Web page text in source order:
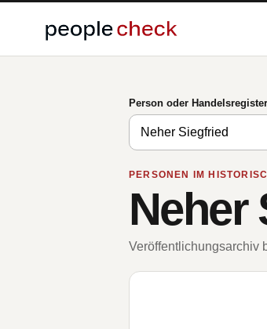
Person oder
PERSONEN IM
Neher
Veröffentlichungsarchiv